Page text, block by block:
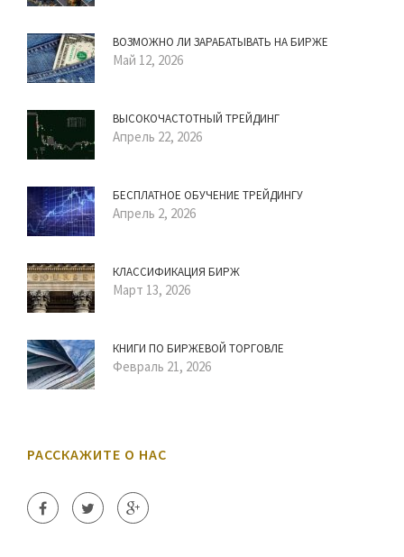
ВОЗМОЖНО ЛИ ЗАРАБАТЫВАТЬ НА БИРЖЕ
Май 12, 2026
ВЫСОКОЧАСТОТНЫЙ ТРЕЙДИНГ
Апрель 22, 2026
БЕСПЛАТНОЕ ОБУЧЕНИЕ ТРЕЙДИНГУ
Апрель 2, 2026
КЛАССИФИКАЦИЯ БИРЖ
Март 13, 2026
КНИГИ ПО БИРЖЕВОЙ ТОРГОВЛЕ
Февраль 21, 2026
РАССКАЖИТЕ О НАС